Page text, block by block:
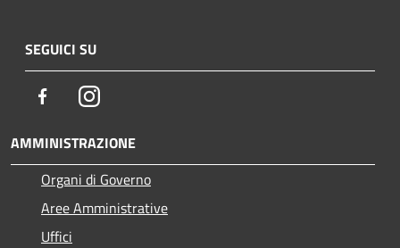
SEGUICI SU
FacebookInstagram
AMMINISTRAZIONE
Organi di Governo
Aree Amministrative
Uffici